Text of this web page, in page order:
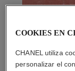
COOKIES EN
CHANEL utiliza
personalizar el